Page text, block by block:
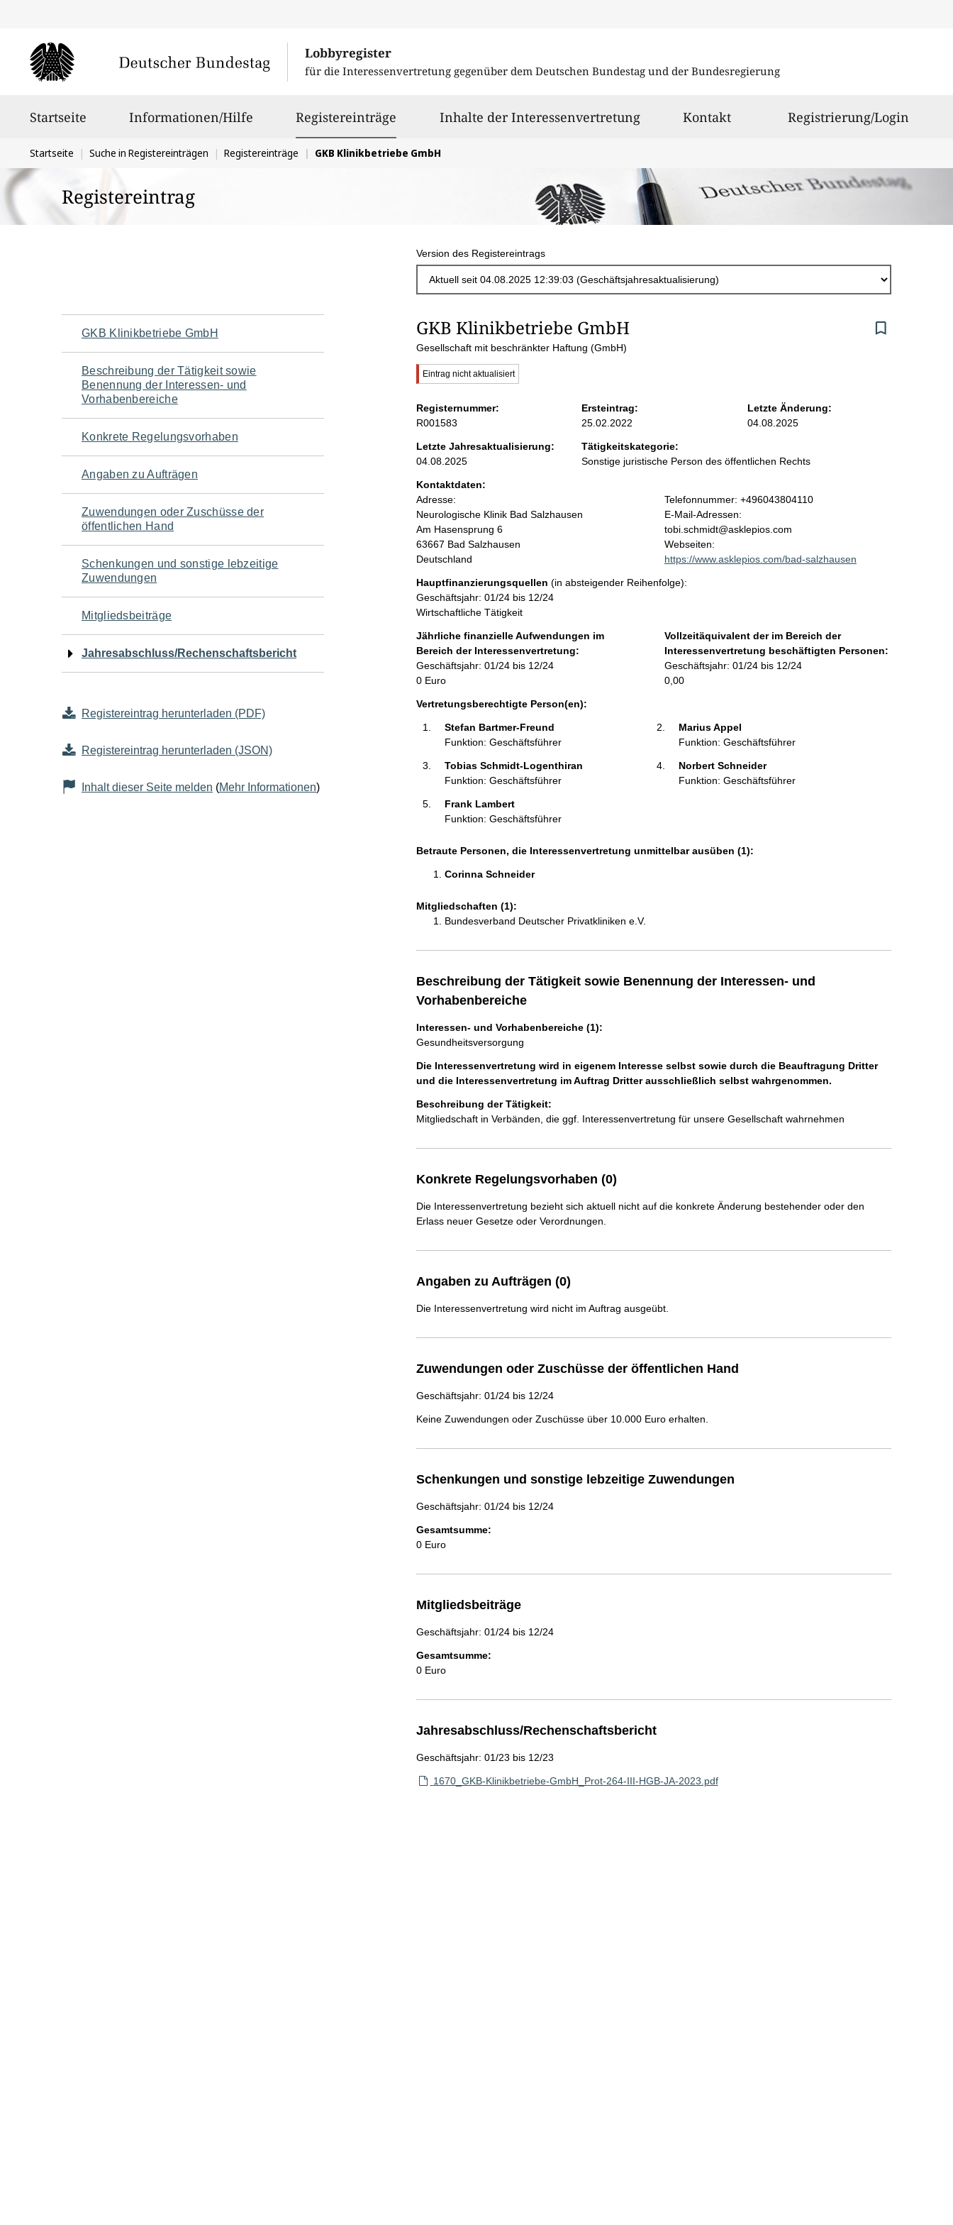
Lobbyregister
für die Interessenvertretung gegenüber dem Deutschen Bundestag und der Bundesregierung
Startseite Informationen/Hilfe Registereinträge ausgewähltInhalte der Interessenvertretung Kontakt Registrierung/Login
Sie
befinden
sich
hier:
Startseite Suche in Registereinträgen Registereinträge GKB Klinikbetriebe GmbH
Registereintrag
Version des Registereintrags
Navigation
für
den
Seiteninhalt
GKB Klinikbetriebe GmbH
Beschreibung der Tätigkeit sowie
Benennung der Interessen- und
Vorhabenbereiche
Konkrete Regelungsvorhaben
Angaben zu Aufträgen
Zuwendungen oder Zuschüsse der
öffentlichen Hand
Schenkungen und sonstige lebzeitige
Zuwendungen
Mitgliedsbeiträge
Jahresabschluss/Rechenschaftsbericht
Registereintrag herunterladen (PDF)
Registereintrag herunterladen (JSON)
Inhalt dieser Seite melden (Mehr Informationen)
S
e
i
t
e
n
i
n
h
a
l
t
GKB Klinikbetriebe GmbH
Gesellschaft mit beschränkter Haftung (GmbH)
W
i
h
t
g
e
H
i
n
w
e
s
:
Eintrag nicht aktualisiert
Registernummer:
R001583
Ersteintrag:
25.02.2022
Letzte Änderung:
04.08.2025
Letzte Jahresaktualisierung:
04.08.2025
Tätigkeitskategorie:
Sonstige juristische Person des öffentlichen Rechts
Kontaktdaten:
Adresse:
Neurologische Klinik Bad Salzhausen
Am Hasensprung 6
63667 Bad Salzhausen
Deutschland
K
o
n
t
a
t
f
o
r
m
e
Telefonnummer: +496043804110
E-Mail-Adressen:
tobi.schmidt@asklepios.com
Webseiten:
https://www.asklepios.com/bad-salzhausen
Hauptfinanzierungsquellen (in absteigender Reihenfolge):
Geschäftsjahr: 01/24 bis 12/24
Wirtschaftliche Tätigkeit
Jährliche finanzielle Aufwendungen im
Bereich der Interessenvertretung:
Geschäftsjahr: 01/24 bis 12/24
0 Euro
Vollzeitäquivalent der im Bereich der
Interessenvertretung beschäftigten Personen:
Geschäftsjahr: 01/24 bis 12/24
0,00
Vertretungsberechtigte Person(en):
Stefan Bartmer-Freund
Funktion: Geschäftsführer
Marius Appel
Funktion: Geschäftsführer
Tobias Schmidt-Logenthiran
Funktion: Geschäftsführer
Norbert Schneider
Funktion: Geschäftsführer
Frank Lambert
Funktion: Geschäftsführer
Betraute Personen, die Interessenvertretung unmittelbar ausüben (1):
Corinna Schneider
Mitgliedschaften (1):
Bundesverband Deutscher Privatkliniken e.V.
Beschreibung der Tätigkeit sowie Benennung der Interessen- und
Vorhabenbereiche
Interessen- und Vorhabenbereiche (1):
Gesundheitsversorgung
Die Interessenvertretung wird in eigenem Interesse selbst sowie durch die Beauftragung Dritter
und die Interessenvertretung im Auftrag Dritter ausschließlich selbst wahrgenommen.
Beschreibung der Tätigkeit:
Mitgliedschaft in Verbänden, die ggf. Interessenvertretung für unsere Gesellschaft wahrnehmen
Konkrete Regelungsvorhaben (0)
Die Interessenvertretung bezieht sich aktuell nicht auf die konkrete Änderung bestehender oder den
Erlass neuer Gesetze oder Verordnungen.
Angaben zu Aufträgen (0)
Die Interessenvertretung wird nicht im Auftrag ausgeübt.
Zuwendungen oder Zuschüsse der öffentlichen Hand
Geschäftsjahr: 01/24 bis 12/24
Keine Zuwendungen oder Zuschüsse über 10.000 Euro erhalten.
Schenkungen und sonstige lebzeitige Zuwendungen
Geschäftsjahr: 01/24 bis 12/24
Gesamtsumme:
0 Euro
Mitgliedsbeiträge
Geschäftsjahr: 01/24 bis 12/24
Gesamtsumme:
0 Euro
Jahresabschluss/Rechenschaftsbericht
Geschäftsjahr: 01/23 bis 12/23
1670_GKB-Klinikbetriebe-GmbH_Prot-264-III-HGB-JA-2023.pdf